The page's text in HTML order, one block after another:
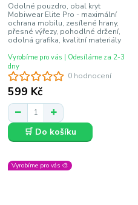
0 hodnocení
Odolné pouzdro, obal kryt
Mobiwear Elite Pro - maximální
ochrana mobilu, zesílené hrany,
přesné výřezy, pohodlné držení,
odolná grafika, kvalitní materiály
599 Kč
Vyrobíme pro vás | Odesíláme za 2-3
dny
🛒 Do košíku
Vyrobíme pro vás 🎨